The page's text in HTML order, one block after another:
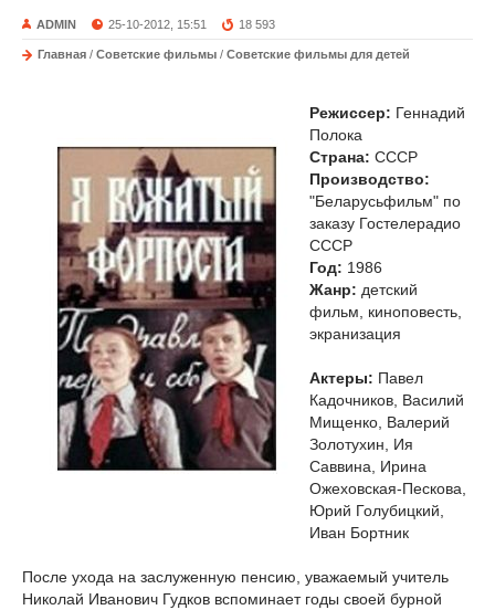
ADMIN 25-10-2012, 15:51 18 593
Главная / Советские фильмы / Советские фильмы для детей
Режиссер: Геннадий
Полока
Страна: СССР
Производство:
"Беларусьфильм" по
заказу Гостелерадио
СССР
Год: 1986
Жанр: детский
фильм, киноповесть,
экранизация
Актеры: Павел
Кадочников, Василий
Мищенко, Валерий
Золотухин, Ия
Саввина, Ирина
Ожеховская-Пескова,
Юрий Голубицкий,
Иван Бортник
После ухода на заслуженную пенсию, уважаемый учитель
Николай Иванович Гудков вспоминает годы своей бурной